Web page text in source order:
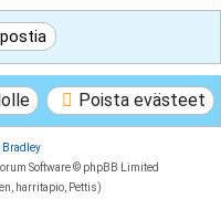
Poista evästeet
Bradley
Software © phpBB Limited
harritapio, Pettis)